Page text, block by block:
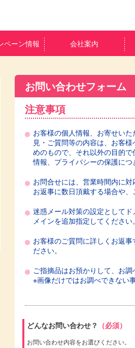
ペーン情報 会社案内
お問い合わせフォーム
注意事項
お客様の個人情報、お寄せい
見・ご質問等の内容は、お客
めのもので、それ以外の目的
情報、プライバシーの保護につ
お問合せには、営業時間内に
お返事に数日頂戴する場合や、
迷惑メール対策の設定として
メインを追加指定してください。
お客様のご質問に詳しくお返
ださい。
ご指摘品はお預かりして、お
※画像だけではお調べできない
どんなお問い合わせ？ （必須）
お問い合わせ内容をお選びください。